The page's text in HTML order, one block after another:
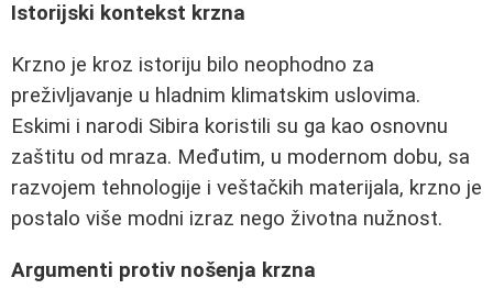
Istorijski kontekst krzna
Krzno je kroz istoriju bilo neophodno za
preživljavanje u hladnim klimatskim uslovima.
Eskimi i narodi Sibira koristili su ga kao osnovnu
zaštitu od mraza. Međutim, u modernom dobu, sa
razvojem tehnologije i veštačkih materijala, krzno je
postalo više modni izraz nego životna nužnost.
Argumenti protiv nošenja krzna